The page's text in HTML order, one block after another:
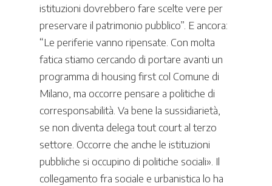
istituzioni dovrebbero fare scelte vere per
preservare il patrimonio pubblico”. E ancora:
“Le periferie vanno ripensate. Con molta
fatica stiamo cercando di portare avanti un
programma di housing first col Comune di
Milano, ma occorre pensare a politiche di
corresponsabilità. Va bene la sussidiarietà,
se non diventa delega tout court al terzo
settore. Occorre che anche le istituzioni
pubbliche si occupino di politiche sociali». Il
collegamento fra sociale e urbanistica lo ha